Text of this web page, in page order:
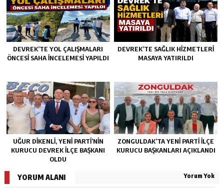
DEVREK’TE YOL ÇALIŞMALARI
ÖNCESI SAHA İNCELEMESI YAPILDI
DEVREK’TE SAĞLIK HIZMETLERI
MASAYA YATIRILDI
UĞUR DİKENLİ, YENİ PARTİ’NİN
KURUCU DEVREK İLÇE BAŞKANI
OLDU
ZONGULDAK’TA YENI PARTI İLÇE
KURUCU BAŞKANLARI AÇIKLANDI
YORUM ALANI Yorum Yok